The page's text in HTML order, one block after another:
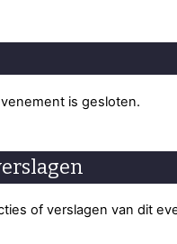
is gesloten.
of verslagen van dit